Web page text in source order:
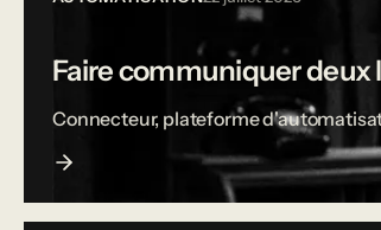
Faire communiquer deux
Connecteur, plateforme